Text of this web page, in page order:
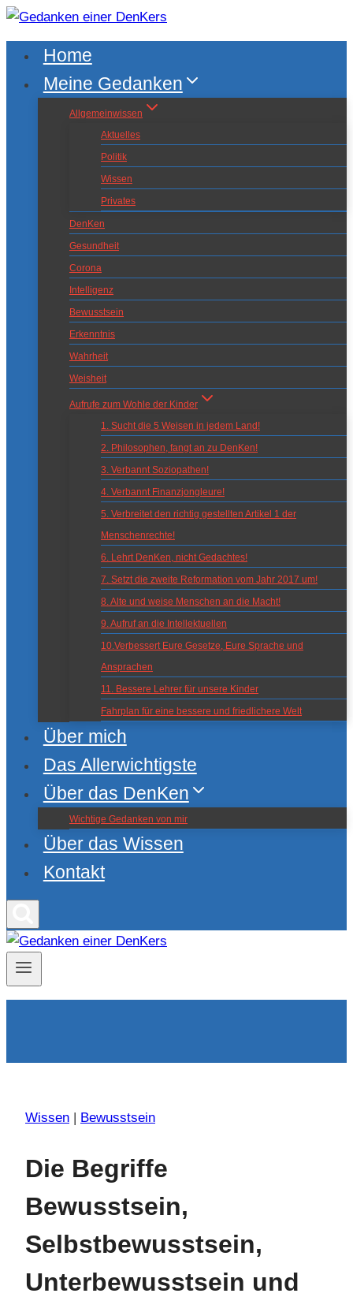
Zum
Inhalt
springenHome
Meine Gedanken
Allgemeinwissen
Aktuelles
Politik
Wissen
Privates
DenKen
Gesundheit
Corona
Intelligenz
Bewusstsein
Erkenntnis
Wahrheit
Weisheit
Aufrufe zum Wohle der Kinder
1. Sucht die 5 Weisen in jedem Land!
2. Philosophen, fangt an zu DenKen!
3. Verbannt Soziopathen!
4. Verbannt Finanzjongleure!
5. Verbreitet den richtig gestellten Artikel 1 der
Menschenrechte!
6. Lehrt DenKen, nicht Gedachtes!
7. Setzt die zweite Reformation vom Jahr 2017 um!
8. Alte und weise Menschen an die Macht!
9. Aufruf an die Intellektuellen
10.Verbessert Eure Gesetze, Eure Sprache und
Ansprachen
11. Bessere Lehrer für unsere Kinder
Fahrplan für eine bessere und friedlichere Welt
Über mich
Das Allerwichtigste
Über das DenKen
Wichtige Gedanken von mir
Über das Wissen
Kontakt
Wissen Bewusstsein
Die Begriffe
Bewusstsein,
Selbstbewusstsein,
Unterbewusstsein und